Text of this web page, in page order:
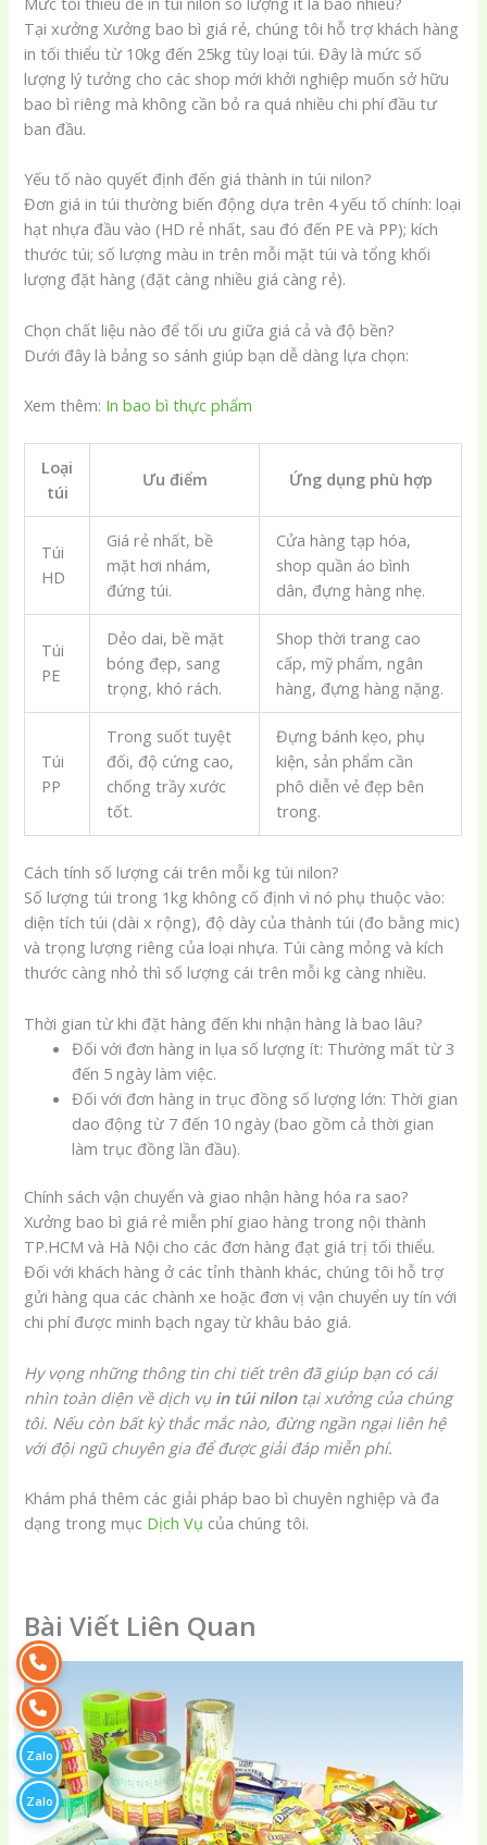
Tại xưởng Xưởng bao bì giá rẻ, chúng tôi hỗ trợ khách hàng
in tối thiểu từ 10kg đến 25kg tùy loại túi. Đây là mức số
lượng lý tưởng cho các shop mới khởi nghiệp muốn sở hữu
bao bì riêng mà không cần bỏ ra quá nhiều chi phí đầu tư
ban đầu.
Yếu tố nào quyết định đến giá thành in túi nilon?
Đơn giá in túi thường biến động dựa trên 4 yếu tố chính: loại
hạt nhựa đầu vào (HD rẻ nhất, sau đó đến PE và PP); kích
thước túi; số lượng màu in trên mỗi mặt túi và tổng khối
lượng đặt hàng (đặt càng nhiều giá càng rẻ).
Chọn chất liệu nào để tối ưu giữa giá cả và độ bền?
Dưới đây là bảng so sánh giúp bạn dễ dàng lựa chọn:
Xem thêm: In bao bì thực phẩm
Loại
túi
Ưu điểm Ứng dụng phù hợp
Túi
HD
Giá rẻ nhất, bề
mặt hơi nhám,
đứng túi.
Cửa hàng tạp hóa,
shop quần áo bình
dân, đựng hàng nhẹ.
Túi
PE
Dẻo dai, bề mặt
bóng đẹp, sang
trọng, khó rách.
Shop thời trang cao
cấp, mỹ phẩm, ngân
hàng, đựng hàng nặng.
Túi
PP
Trong suốt tuyệt
đối, độ cứng cao,
chống trầy xước
tốt.
Đựng bánh kẹo, phụ
kiện, sản phẩm cần
phô diễn vẻ đẹp bên
trong.
Cách tính số lượng cái trên mỗi kg túi nilon?
Số lượng túi trong 1kg không cố định vì nó phụ thuộc vào:
diện tích túi (dài x rộng), độ dày của thành túi (đo bằng mic)
và trọng lượng riêng của loại nhựa. Túi càng mỏng và kích
thước càng nhỏ thì số lượng cái trên mỗi kg càng nhiều.
Thời gian từ khi đặt hàng đến khi nhận hàng là bao lâu?
Đối với đơn hàng in lụa số lượng ít: Thường mất từ 3
đến 5 ngày làm việc.
Đối với đơn hàng in trục đồng số lượng lớn: Thời gian
dao động từ 7 đến 10 ngày (bao gồm cả thời gian
làm trục đồng lần đầu).
Chính sách vận chuyển và giao nhận hàng hóa ra sao?
Xưởng bao bì giá rẻ miễn phí giao hàng trong nội thành
TP.HCM và Hà Nội cho các đơn hàng đạt giá trị tối thiểu.
Đối với khách hàng ở các tỉnh thành khác, chúng tôi hỗ trợ
gửi hàng qua các chành xe hoặc đơn vị vận chuyển uy tín với
chi phí được minh bạch ngay từ khâu báo giá.
Hy vọng những thông tin chi tiết trên đã giúp bạn có cái
nhìn toàn diện về dịch vụ in túi nilontại xưởng của chúng
tôi. Nếu còn bất kỳ thắc mắc nào, đừng ngần ngại liên hệ
với đội ngũ chuyên gia để được giải đáp miễn phí.
Khám phá thêm các giải pháp bao bì chuyên nghiệp và đa
dạng trong mục Dịch Vụ của chúng tôi.
Bài Viết Liên Quan
Zalo
Zalo